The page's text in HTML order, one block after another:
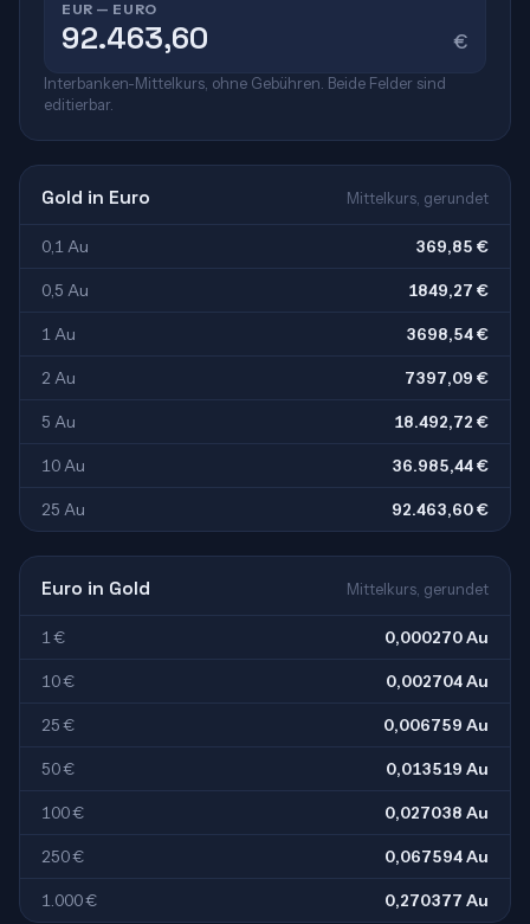
EUR — EURO
€
Interbanken-Mittelkurs, ohne Gebühren. Beide Felder sind
editierbar.
Gold in Euro Mittelkurs, gerundet
0,1 Au 369,85 €
0,5 Au 1849,27 €
1 Au 3698,54 €
2 Au 7397,09 €
5 Au 18.492,72 €
10 Au 36.985,44 €
25 Au 92.463,60 €
Euro in Gold Mittelkurs, gerundet
1 € 0,000270 Au
10 € 0,002704 Au
25 € 0,006759 Au
50 € 0,013519 Au
100 € 0,027038 Au
250 € 0,067594 Au
1.000 € 0,270377 Au